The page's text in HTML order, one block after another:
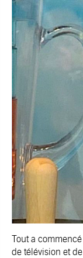
Tout a
de télévision et